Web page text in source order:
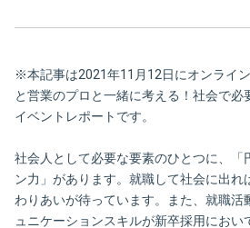
※本記事は2021年11月12日にオンライ
と営業のプロと一緒に考える！社会で必
イベントレポートです。
社会人として必要な要素のひとつに、「
ン力」があります。就職して社会に出れ
わりあいが待っています。また、就職活
ュニケーションスキルが新卒採用にお